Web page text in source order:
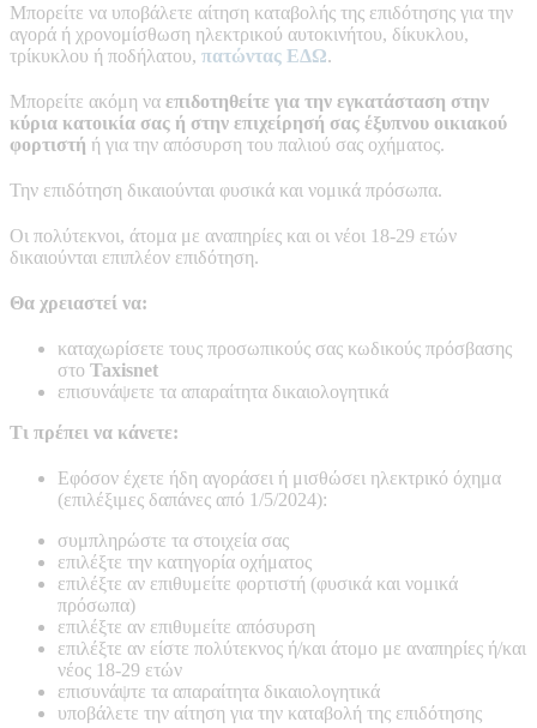
Μπορείτε να υποβάλετε αίτηση καταβολής της επιδότησης για την
αγορά ή χρονομίσθωση ηλεκτρικού αυτοκινήτου, δίκυκλου,
τρίκυκλου ή ποδήλατου, πατώντας ΕΔΩ.
Μπορείτε ακόμη να επιδοτηθείτε για την εγκατάσταση στην
κύρια κατοικία σας ή στην επιχείρησή σας έξυπνου οικιακού
φορτιστή ή για την απόσυρση του παλιού σας οχήματος.
Την επιδότηση δικαιούνται φυσικά και νομικά πρόσωπα.
Οι πολύτεκνοι, άτομα με αναπηρίες και οι νέοι 18-29 ετών
δικαιούνται επιπλέον επιδότηση.
Θα χρειαστεί να:
καταχωρίσετε τους προσωπικούς σας κωδικούς πρόσβασης
στο Taxisnet
επισυνάψετε τα απαραίτητα δικαιολογητικά
Τι πρέπει να κάνετε:
Εφόσον έχετε ήδη αγοράσει ή μισθώσει ηλεκτρικό όχημα
(επιλέξιμες δαπάνες από 1/5/2024):
συμπληρώστε τα στοιχεία σας
επιλέξτε την κατηγορία οχήματος
επιλέξτε αν επιθυμείτε φορτιστή (φυσικά και νομικά
πρόσωπα)
επιλέξτε αν επιθυμείτε απόσυρση
επιλέξτε αν είστε πολύτεκνος ή/και άτομο με αναπηρίες ή/και
νέος 18-29 ετών
επισυνάψτε τα απαραίτητα δικαιολογητικά
υποβάλετε την αίτηση για την καταβολή της επιδότησης